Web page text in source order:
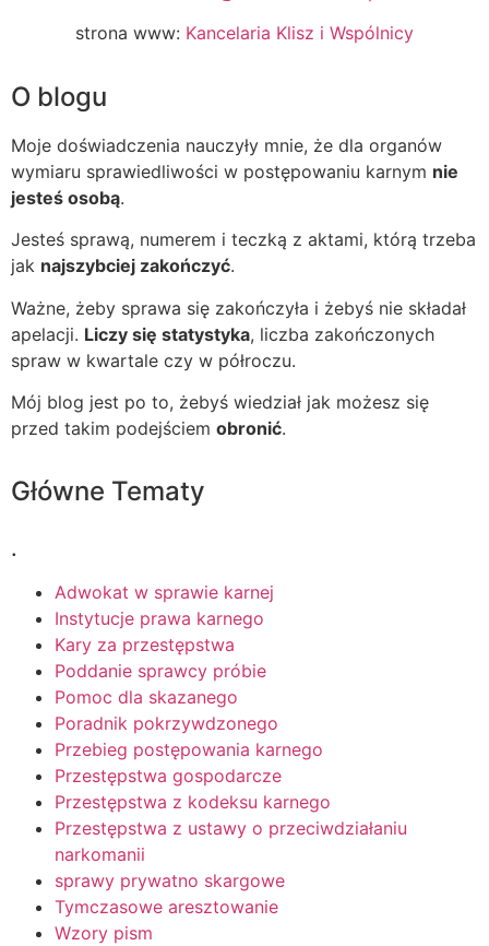
strona www: Kancelaria Klisz i Wspólnicy
O blogu
Moje doświadczenia nauczyły mnie, że dla organów
wymiaru sprawiedliwości w postępowaniu karnym nie
jesteś osobą.
Jesteś sprawą, numerem i teczką z aktami, którą trzeba
jak najszybciej zakończyć.
Ważne, żeby sprawa się zakończyła i żebyś nie składał
apelacji. Liczy się statystyka, liczba zakończonych
spraw w kwartale czy w półroczu.
Mój blog jest po to, żebyś wiedział jak możesz się
przed takim podejściem obronić.
Główne Tematy
.
Adwokat w sprawie karnej
Instytucje prawa karnego
Kary za przestępstwa
Poddanie sprawcy próbie
Pomoc dla skazanego
Poradnik pokrzywdzonego
Przebieg postępowania karnego
Przestępstwa gospodarcze
Przestępstwa z kodeksu karnego
Przestępstwa z ustawy o przeciwdziałaniu
narkomanii
sprawy prywatno skargowe
Tymczasowe aresztowanie
Wzory pism